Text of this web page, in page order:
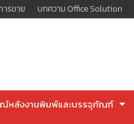
รขาย บทความ Office Solution
หลังงานพิมพ์และบรรจุภัณฑ์